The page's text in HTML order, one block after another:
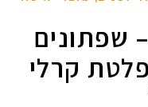
BH Cosmetics – שפתונים
קרלי